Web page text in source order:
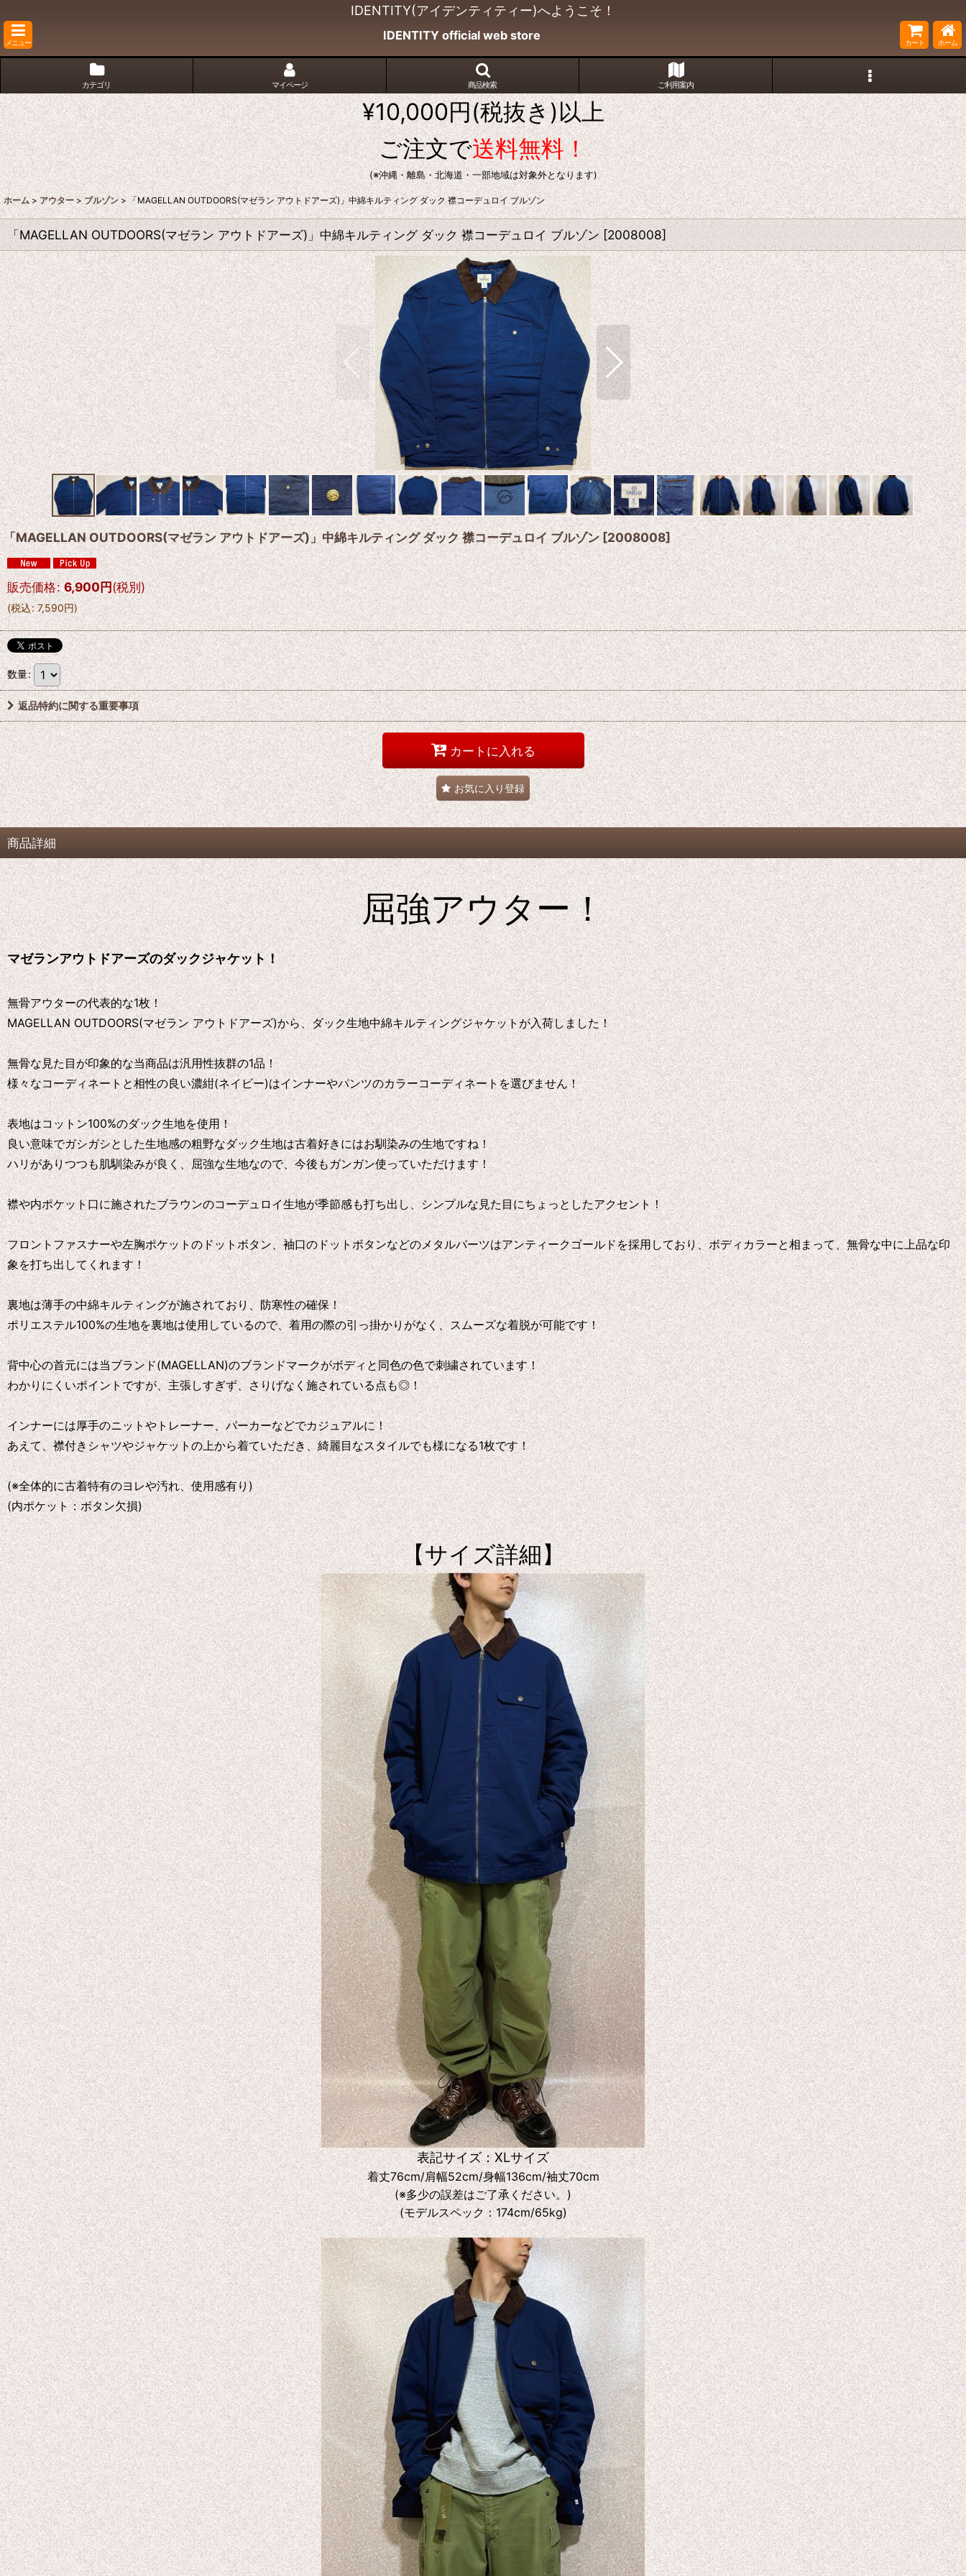
IDENTITY(アイデンティティー)へようこそ！
メニュー
IDENTITY official web store
カート ホーム
カテゴリ マイページ 商品検索 ご利用案内
¥10,000円(税抜き)以上
ご注文で送料無料！
(※沖縄・離島・北海道・一部地域は対象外となります)
ホーム > アウター > ブルゾン > 「MAGELLAN OUTDOORS(マゼラン アウトドアーズ)」中綿キルティング ダック 襟コーデュロイ ブルゾン
「MAGELLAN OUTDOORS(マゼラン アウトドアーズ)」中綿キルティング ダック 襟コーデュロイ ブルゾン [2008008]
「MAGELLAN OUTDOORS(マゼラン アウトドアーズ)」中綿キルティング ダック 襟コーデュロイ ブルゾン[2008008]
販売価格: 6,900円(税別)
(税込: 7,590円)
数量:
返品特約に関する重要事項
カートに入れる
お気に入り登録
商品詳細
屈強アウター！
マゼランアウトドアーズのダックジャケット！
無骨アウターの代表的な1枚！
MAGELLAN OUTDOORS(マゼラン アウトドアーズ)から、ダック生地中綿キルティングジャケットが入荷しました！
無骨な見た目が印象的な当商品は汎用性抜群の1品！
様々なコーディネートと相性の良い濃紺(ネイビー)はインナーやパンツのカラーコーディネートを選びません！
表地はコットン100%のダック生地を使用！
良い意味でガシガシとした生地感の粗野なダック生地は古着好きにはお馴染みの生地ですね！
ハリがありつつも肌馴染みが良く、屈強な生地なので、今後もガンガン使っていただけます！
襟や内ポケット口に施されたブラウンのコーデュロイ生地が季節感も打ち出し、シンプルな見た目にちょっとしたアクセント！
フロントファスナーや左胸ポケットのドットボタン、袖口のドットボタンなどのメタルパーツはアンティークゴールドを採用しており、ボディカラーと相まって、無骨な中に上品な印
象を打ち出してくれます！
裏地は薄手の中綿キルティングが施されており、防寒性の確保！
ポリエステル100%の生地を裏地は使用しているので、着用の際の引っ掛かりがなく、スムーズな着脱が可能です！
背中心の首元には当ブランド(MAGELLAN)のブランドマークがボディと同色の色で刺繍されています！
わかりにくいポイントですが、主張しすぎず、さりげなく施されている点も◎！
インナーには厚手のニットやトレーナー、パーカーなどでカジュアルに！
あえて、襟付きシャツやジャケットの上から着ていただき、綺麗目なスタイルでも様になる1枚です！
(※全体的に古着特有のヨレや汚れ、使用感有り)
(内ポケット：ボタン欠損)
【サイズ詳細】
表記サイズ：XLサイズ
着丈76cm/肩幅52cm/身幅136cm/袖丈70cm
(※多少の誤差はご了承ください。)
(モデルスペック：174cm/65kg)